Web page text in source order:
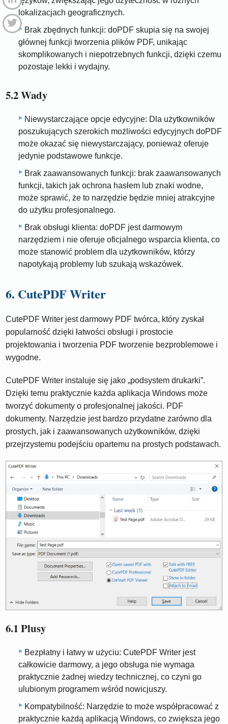
lokalizacjach geograficznych.
Brak zbędnych funkcji: doPDF skupia się na swojej
głównej funkcji tworzenia plików PDF, unikając
skomplikowanych i niepotrzebnych funkcji, dzięki czemu
pozostaje lekki i wydajny.
5.2 Wady
Niewystarczające opcje edycyjne: Dla użytkowników
poszukujących szerokich możliwości edycyjnych doPDF
może okazać się niewystarczający, ponieważ oferuje
jedynie podstawowe funkcje.
Brak zaawansowanych funkcji: brak zaawansowanych
funkcji, takich jak ochrona hasłem lub znaki wodne,
może sprawić, że to narzędzie będzie mniej atrakcyjne
do użytku profesjonalnego.
Brak obsługi klienta: doPDF jest darmowym
narzędziem i nie oferuje oficjalnego wsparcia klienta, co
może stanowić problem dla użytkowników, którzy
napotykają problemy lub szukają wskazówek.
6. CutePDF Writer
CutePDF Writer jest darmowy PDF twórca, który zyskał
popularność dzięki łatwości obsługi i prostocie
projektowania i tworzenia PDF tworzenie bezproblemowe i
wygodne.
CutePDF Writer instaluje się jako „podsystem drukarki”.
Dzięki temu praktycznie każda aplikacja Windows może
tworzyć dokumenty o profesjonalnej jakości. PDF
dokumenty. Narzędzie jest bardzo przydatne zarówno dla
prostych, jak i zaawansowanych użytkowników, dzięki
przejrzystemu podejściu opartemu na prostych podstawach.
6.1 Plusy
Bezpłatny i łatwy w użyciu: CutePDF Writer jest
całkowicie darmowy, a jego obsługa nie wymaga
praktycznie żadnej wiedzy technicznej, co czyni go
ulubionym programem wśród nowicjuszy.
Kompatybilność: Narzędzie to może współpracować z
praktycznie każdą aplikacją Windows, co zwiększa jego